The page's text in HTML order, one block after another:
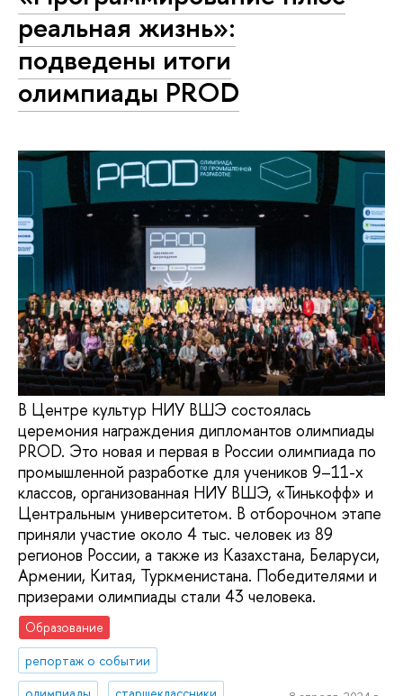
реальная жизнь»:
подведены итоги
олимпиады PROD
В Центре культур НИУ ВШЭ состоялась
церемония награждения дипломантов олимпиады
PROD. Это новая и первая в России олимпиада по
промышленной разработке для учеников 9–11-х
классов, организованная НИУ ВШЭ, «Тинькофф» и
Центральным университетом. В отборочном этапе
приняли участие около 4 тыс. человек из 89
регионов России, а также из Казахстана, Беларуси,
Армении, Китая, Туркменистана. Победителями и
призерами олимпиады стали 43 человека.
Образование
репортаж о событии